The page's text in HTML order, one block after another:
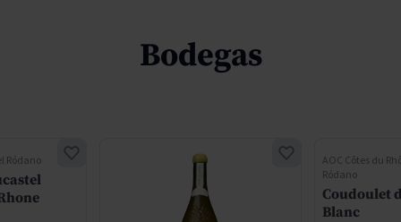
Bodegas
Ródano
AOC Côtes du
Ródano
Coudoulet
Blanc